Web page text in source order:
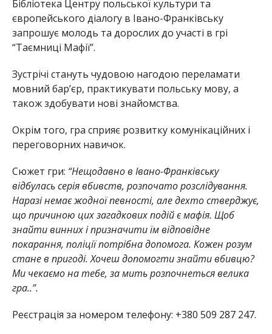
Бібліотека Центру польської культури та
європейського діалогу в Івано-Франківську
запрошує молодь та дорослих до участі в грі
“Таємниці Мафії”.
Зустрічі стануть чудовою нагодою переламати
мовний бар’єр, практикувати польську мову, а
також здобувати нові знайомства.
Окрім того, гра сприяє розвитку комунікаційних і
переговорних навичок.
Сюжет гри: “Нещодавно в Івано-Франківську
відбулась серія вбивств, розпочато розслідування.
Наразі немає жодної певності, але дехто стверджує,
що причиною цих загадкових подій є мафія. Щоб
знайти винних і призначити їм відповідне
покарання, поліції потрібна допомога. Кожен розум
стане в пригоді. Хочеш допомогти знайти вбивцю?
Ми чекаємо на тебе, за мить розпочнеться велика
гра..”.
Реєстрація за номером телефону: +380 509 287 247.